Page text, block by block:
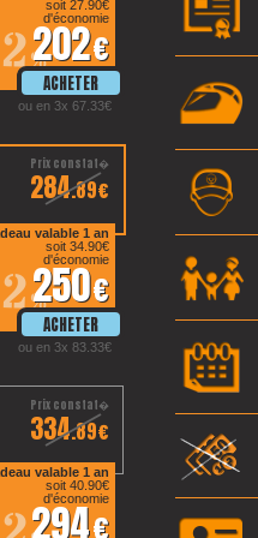
202
ou en 3x 67.33
%
soit 27.90
d'économie
284.89
valable 1 an
250
ou en 3x 83.33
%
soit 34.90
d'économie
334.89
valable 1 an
294
soit 40.90
d'économie